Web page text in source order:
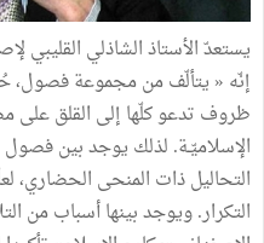
يستعدّ الأستاذ الشاذلي
إنّه « يتألّف من مجموعة فصول،
ظروف تدعو كلّها إلى القلق على
الإسلاميّـة. لذلك يوجد بين
التحاليل ذات المنحى الحضاري،
التكرار. ويوجد بينها أسباب من